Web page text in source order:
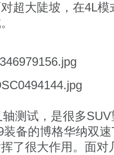
超大陡坡，在4L
轴测试，是很多
装备的博格华纳双
了很大作用。面